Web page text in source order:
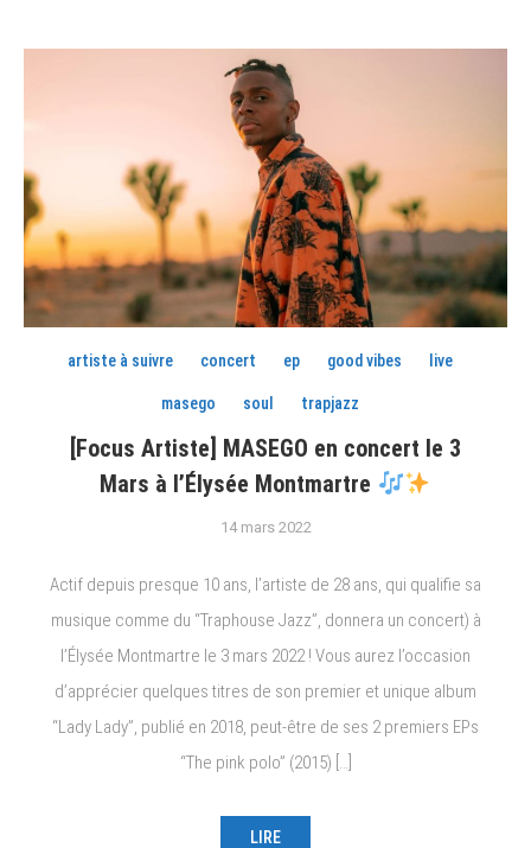
artiste à suivre concert ep good vibes live
masego soul trapjazz
[Focus Artiste] MASEGO en concert le 3
Mars à l’Élysée Montmartre
14 mars 2022
Actif depuis presque 10 ans, l’artiste de 28 ans, qui qualifie sa
musique comme du “Traphouse Jazz”, donnera un concert) à
l’Élysée Montmartre le 3 mars 2022 ! Vous aurez l’occasion
d’apprécier quelques titres de son premier et unique album
“Lady Lady”, publié en 2018, peut-être de ses 2 premiers EPs
“The pink polo” (2015) […]
LIRE